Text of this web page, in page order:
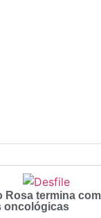
Rosa termina
oncológicas